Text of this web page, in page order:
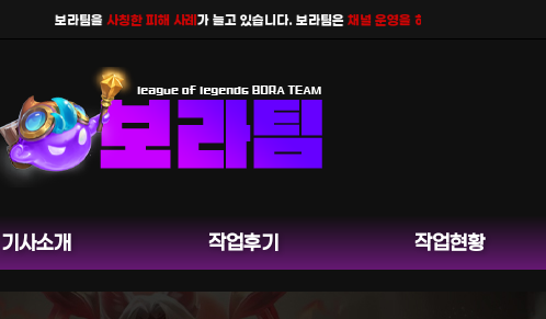
보라팀을사칭한 피해 사례가 늘고 있습니다. 보라팀은채널 운영을 하지 않으며 공식 홈페이지
기사소개 작업후기 작업현황